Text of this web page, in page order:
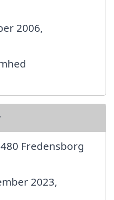
2006,
Fredensborg
2023,